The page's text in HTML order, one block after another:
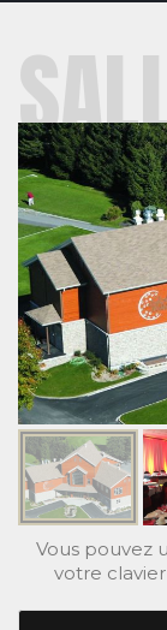
Vous pouvez
votre